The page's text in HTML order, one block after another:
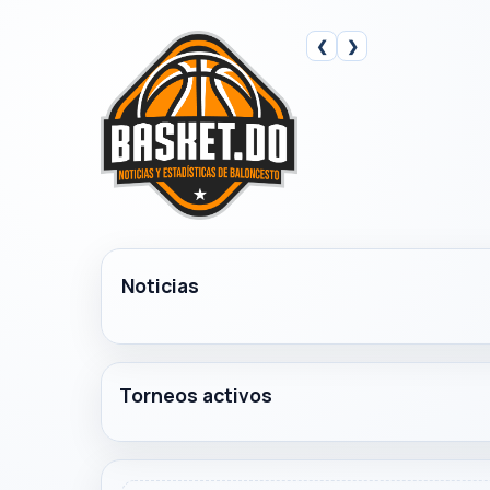
❮ ❯
Noticias
Torneos activos